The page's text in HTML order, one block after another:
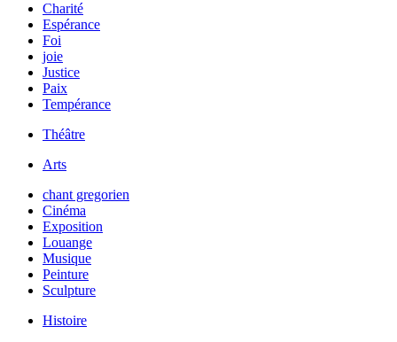
Charité
Espérance
Foi
joie
Justice
Paix
Tempérance
Théâtre
Arts
chant gregorien
Cinéma
Exposition
Louange
Musique
Peinture
Sculpture
Histoire